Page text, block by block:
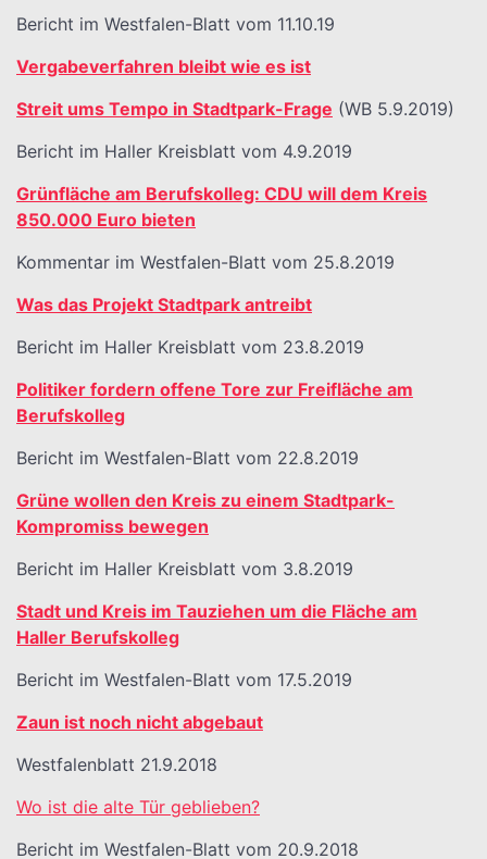
Bericht im Westfalen-Blatt vom 11.10.19
Vergabeverfahren bleibt wie es ist
Streit ums Tempo in Stadtpark-Frage (WB 5.9.2019)
Bericht im Haller Kreisblatt vom 4.9.2019
Grünfläche am Berufskolleg: CDU will dem Kreis
850.000 Euro bieten
Kommentar im Westfalen-Blatt vom 25.8.2019
Was das Projekt Stadtpark antreibt
Bericht im Haller Kreisblatt vom 23.8.2019
Politiker fordern offene Tore zur Freifläche am
Berufskolleg
Bericht im Westfalen-Blatt vom 22.8.2019
Grüne wollen den Kreis zu einem Stadtpark-
Kompromiss bewegen
Bericht im Haller Kreisblatt vom 3.8.2019
Stadt und Kreis im Tauziehen um die Fläche am
Haller Berufskolleg
Bericht im Westfalen-Blatt vom 17.5.2019
Zaun ist noch nicht abgebaut
Westfalenblatt 21.9.2018
Wo ist die alte Tür geblieben?
Bericht im Westfalen-Blatt vom 20.9.2018